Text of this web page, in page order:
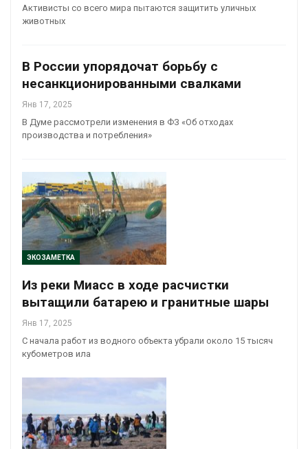
Активисты со всего мира пытаются защитить уличных
животных
В России упорядочат борьбу с
несанкционированными свалками
Янв 17, 2025
В Думе рассмотрели изменения в ФЗ «Об отходах
производства и потребления»
ЭКОЗАМЕТКА
Из реки Миасс в ходе расчистки
вытащили батарею и гранитные шары
Янв 17, 2025
С начала работ из водного объекта убрали около 15 тысяч
кубометров ила